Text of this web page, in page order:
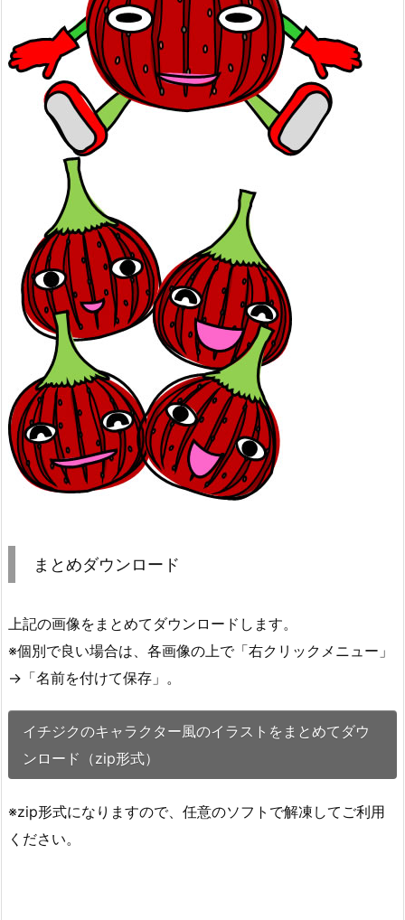
まとめダウンロード
上記の画像をまとめてダウンロードします。
※個別で良い場合は、各画像の上で「右クリックメニュー」
→「名前を付けて保存」。
イチジクのキャラクター風のイラストをまとめてダウ
ンロード（zip形式）
※zip形式になりますので、任意のソフトで解凍してご利用
ください。